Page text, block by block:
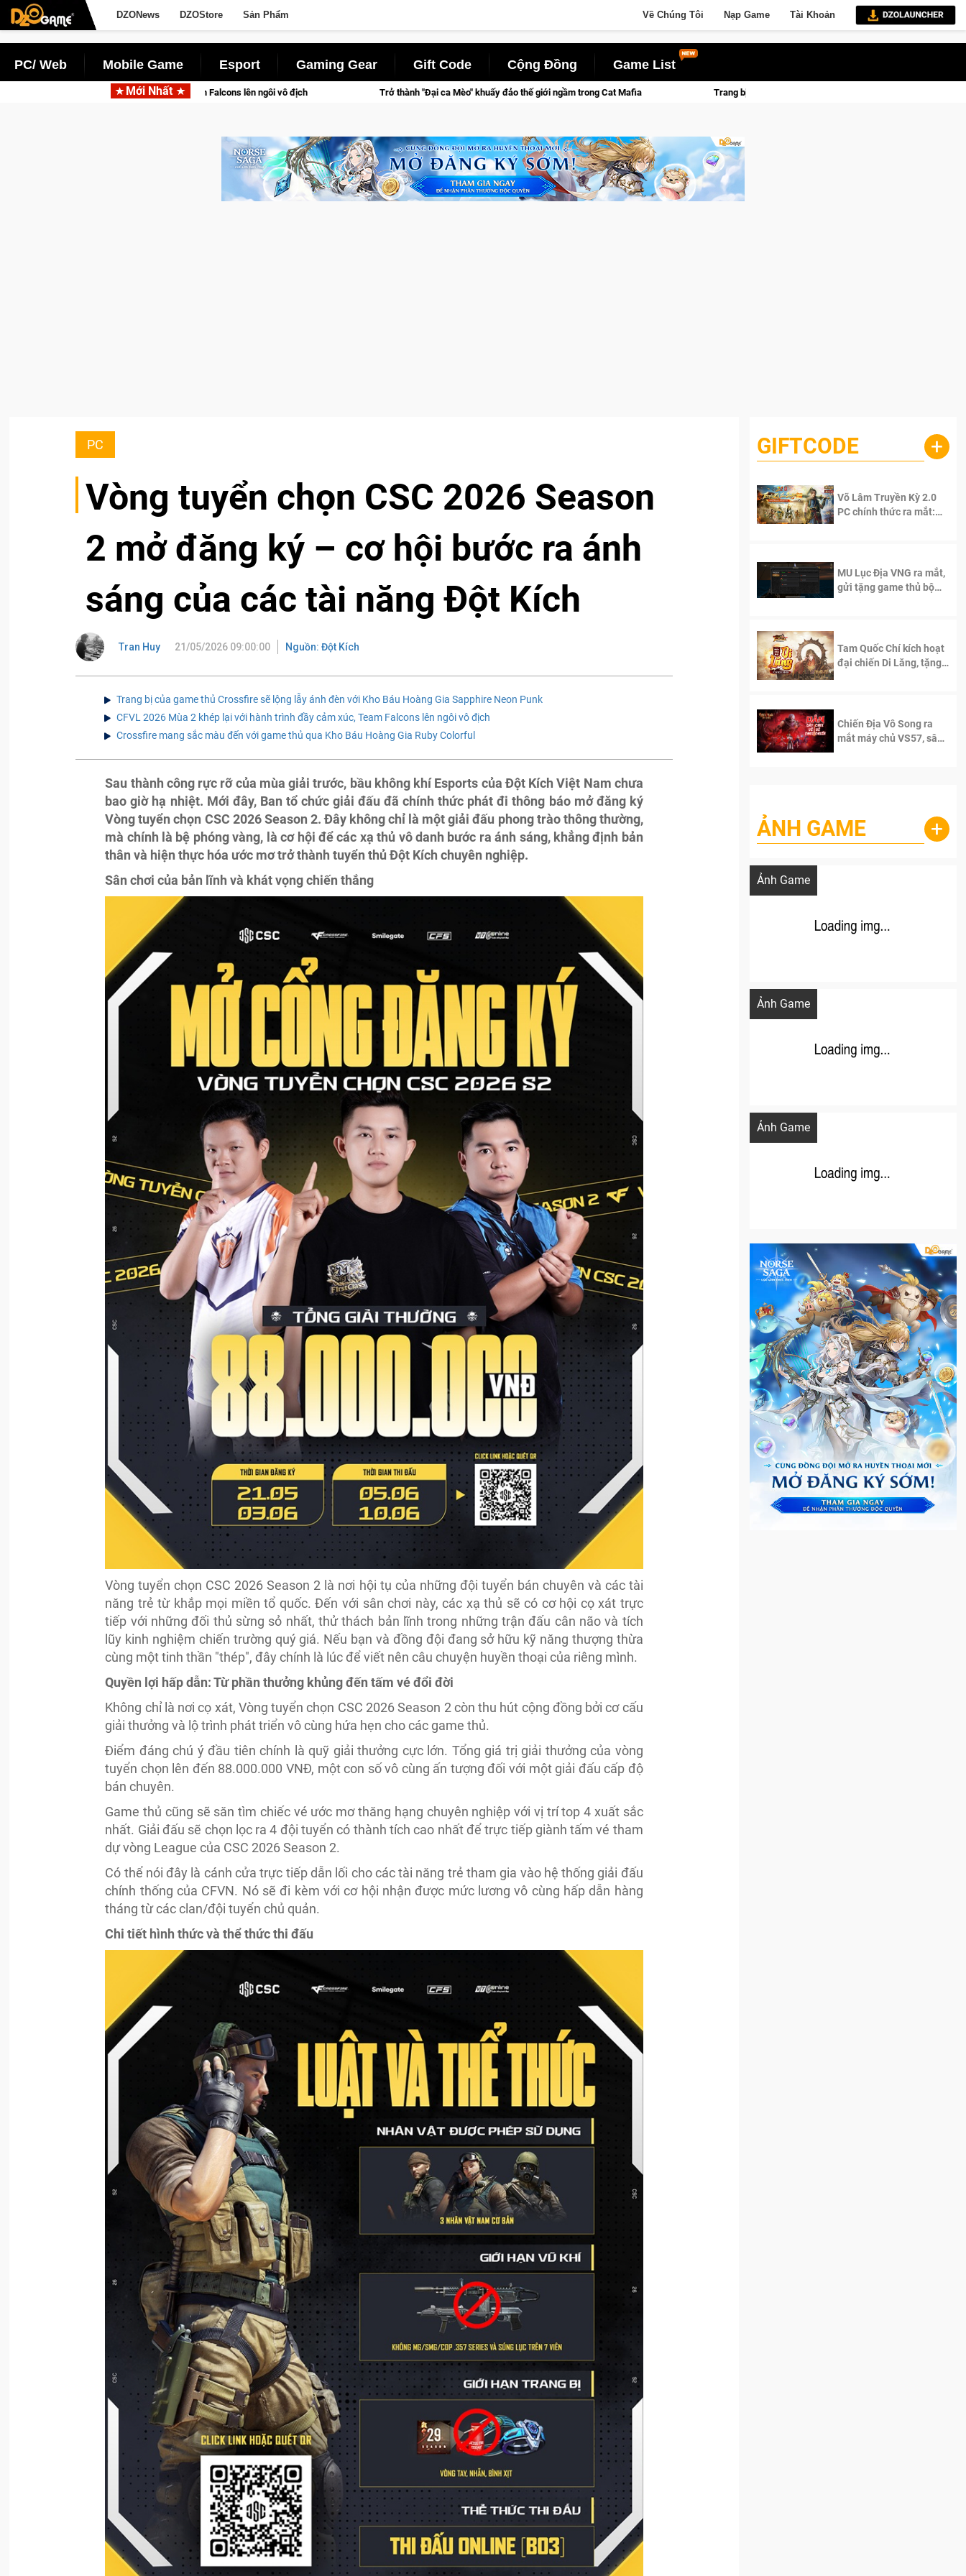
DZONews DZOStore Sản Phẩm Về Chúng Tôi Nạp Game Tài Khoản
PC/ Web Mobile Game Esport Gaming Gear Gift Code Cộng Đồng Game List
Mới Nhất
cảm xúc, Team Falcons lên ngôi vô địch Trở thành "Đại ca Mèo" khuấy đảo thế giới ngầm trong Cat Mafia Trang bị của game thủ Crossfire sẽ lộng lẫy ánh đèn với Kho Báu Hoàng Gia Sapphire Neon
PC
Vòng tuyển chọn CSC 2026 Season
2 mở đăng ký – cơ hội bước ra ánh
sáng của các tài năng Đột Kích
Tran Huy 21/05/2026 09:00:00 Nguồn: Đột Kích
Trang bị của game thủ Crossfire sẽ lộng lẫy ánh đèn với Kho Báu Hoàng Gia Sapphire Neon Punk
CFVL 2026 Mùa 2 khép lại với hành trình đầy cảm xúc, Team Falcons lên ngôi vô địch
Crossfire mang sắc màu đến với game thủ qua Kho Báu Hoàng Gia Ruby Colorful
Sau thành công rực rỡ của mùa giải trước, bầu không khí Esports của Đột Kích Việt Nam chưa
bao giờ hạ nhiệt. Mới đây, Ban tổ chức giải đấu đã chính thức phát đi thông báo mở đăng ký
Vòng tuyển chọn CSC 2026 Season 2. Đây không chỉ là một giải đấu phong trào thông thường,
mà chính là bệ phóng vàng, là cơ hội để các xạ thủ vô danh bước ra ánh sáng, khẳng định bản
thân và hiện thực hóa ước mơ trở thành tuyển thủ Đột Kích chuyên nghiệp.
Sân chơi của bản lĩnh và khát vọng chiến thắng
Vòng tuyển chọn CSC 2026 Season 2 là nơi hội tụ của những đội tuyển bán chuyên và các tài
năng trẻ từ khắp mọi miền tổ quốc. Đến với sân chơi này, các xạ thủ sẽ có cơ hội cọ xát trực
tiếp với những đối thủ sừng sỏ nhất, thử thách bản lĩnh trong những trận đấu cân não và tích
lũy kinh nghiệm chiến trường quý giá. Nếu bạn và đồng đội đang sở hữu kỹ năng thượng thừa
cùng một tinh thần "thép", đây chính là lúc để viết nên câu chuyện huyền thoại của riêng mình.
Quyền lợi hấp dẫn: Từ phần thưởng khủng đến tấm vé đổi đời
Không chỉ là nơi cọ xát, Vòng tuyển chọn CSC 2026 Season 2 còn thu hút cộng đồng bởi cơ cấu
giải thưởng và lộ trình phát triển vô cùng hứa hẹn cho các game thủ.
Điểm đáng chú ý đầu tiên chính là quỹ giải thưởng cực lớn. Tổng giá trị giải thưởng của vòng
tuyển chọn lên đến 88.000.000 VNĐ, một con số vô cùng ấn tượng đối với một giải đấu cấp độ
bán chuyên.
Game thủ cũng sẽ săn tìm chiếc vé ước mơ thăng hạng chuyên nghiệp với vị trí top 4 xuất sắc
nhất. Giải đấu sẽ chọn lọc ra 4 đội tuyển có thành tích cao nhất để trực tiếp giành tấm vé tham
dự vòng League của CSC 2026 Season 2.
Có thể nói đây là cánh cửa trực tiếp dẫn lối cho các tài năng trẻ tham gia vào hệ thống giải đấu
chính thống của CFVN. Nó sẽ đi kèm với cơ hội nhận được mức lương vô cùng hấp dẫn hàng
tháng từ các clan/đội tuyển chủ quản.
Chi tiết hình thức và thể thức thi đấu
GIFTCODE +
Võ Lâm Truyền Kỳ 2.0
PC chính thức ra mắt:
MU Lục Địa VNG ra mắt,
gửi tặng game thủ bộ
Tam Quốc Chí kích hoạt
đại chiến Di Lăng, tặng
Chiến Địa Vô Song ra
mắt máy chủ VS57, sân
ẢNH GAME +
Ảnh Game
Lala Croft vừa nóng vừa xinh dưới nét vẽ
Ảnh Game
Ảnh Game